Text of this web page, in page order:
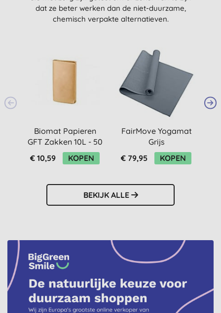
dat ze beter werken dan de niet-duurzame,
chemisch verpakte alternatieven.
Biomat Papieren
GFT Zakken 10L - 50
Stuks
€ 10,59 KOPEN
FairMove Yogamat
Grijs
€ 79,95
KOPEN
BEKIJK ALLE